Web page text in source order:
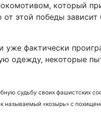
который
этой победы зависит
уже фактически
одежду, некоторые
судьбу своих фашистских
называемый «козырь» с